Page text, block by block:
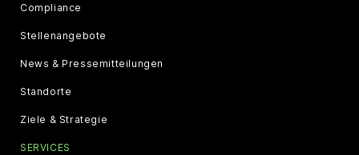
Compliance
Stellenangebote
News & Pressemitteilungen
Standorte
Ziele & Strategie
SERVICES